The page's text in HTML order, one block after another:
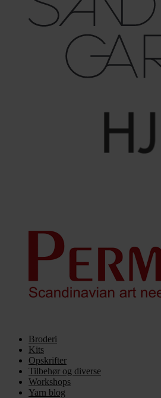
Broderi
Kits
Opskrifter
Tilbehør og diverse
Workshops
Yarn blog